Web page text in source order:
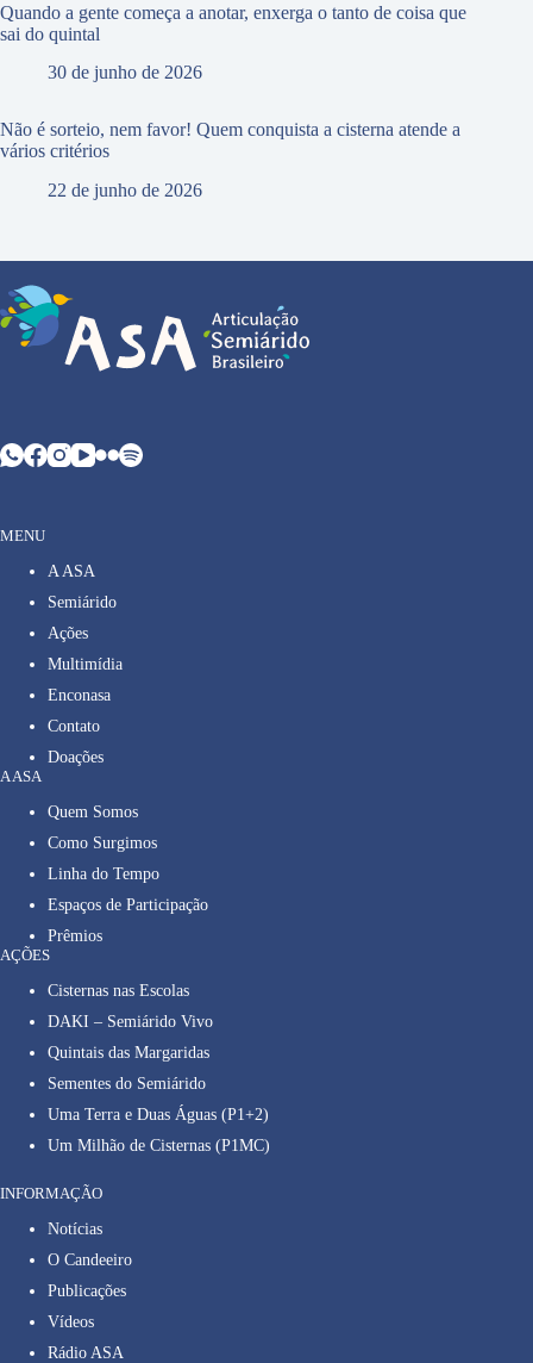
Quando a gente começa a anotar, enxerga o tanto de coisa que
sai do quintal
30 de junho de 2026
Não é sorteio, nem favor! Quem conquista a cisterna atende a
vários critérios
22 de junho de 2026
MENU
A ASA
Semiárido
Ações
Multimídia
Enconasa
Contato
Doações
A ASA
Quem Somos
Como Surgimos
Linha do Tempo
Espaços de Participação
Prêmios
AÇÕES
Cisternas nas Escolas
DAKI – Semiárido Vivo
Quintais das Margaridas
Sementes do Semiárido
Uma Terra e Duas Águas (P1+2)
Um Milhão de Cisternas (P1MC)
INFORMAÇÃO
Notícias
O Candeeiro
Publicações
Vídeos
Rádio ASA